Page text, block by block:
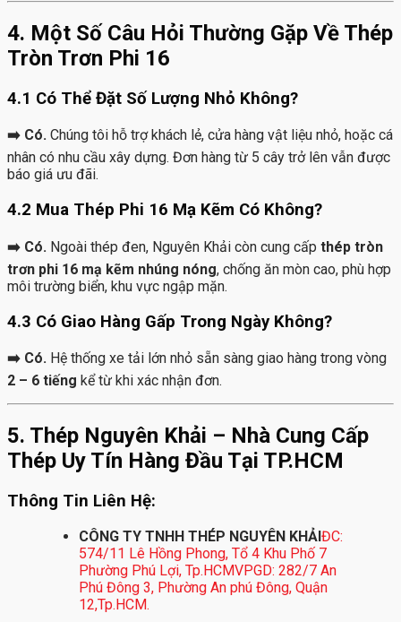
4. Một Số Câu Hỏi Thường Gặp Về Thép
Tròn Trơn Phi 16
4.1 Có Thể Đặt Số Lượng Nhỏ Không?
➡️ Có. Chúng tôi hỗ trợ khách lẻ, cửa hàng vật liệu nhỏ, hoặc cá
nhân có nhu cầu xây dựng. Đơn hàng từ 5 cây trở lên vẫn được
báo giá ưu đãi.
4.2 Mua Thép Phi 16 Mạ Kẽm Có Không?
➡️ Có. Ngoài thép đen, Nguyên Khải còn cung cấp thép tròn
trơn phi 16 mạ kẽm nhúng nóng, chống ăn mòn cao, phù hợp
môi trường biển, khu vực ngập mặn.
4.3 Có Giao Hàng Gấp Trong Ngày Không?
➡️ Có. Hệ thống xe tải lớn nhỏ sẵn sàng giao hàng trong vòng
2 – 6 tiếng kể từ khi xác nhận đơn.
5. Thép Nguyên Khải – Nhà Cung Cấp
Thép Uy Tín Hàng Đầu Tại TP.HCM
Thông Tin Liên Hệ:
CÔNG TY TNHH THÉP NGUYÊN KHẢIĐC:
574/11 Lê Hồng Phong, Tổ 4 Khu Phố 7
Phường Phú Lợi, Tp.HCMVPGD: 282/7 An
Phú Đông 3, Phường An phú Đông, Quận
12,Tp.HCM.